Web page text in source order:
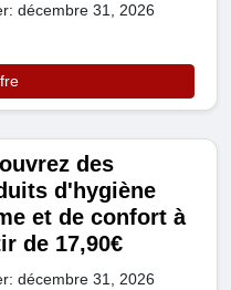
décembre 31, 2026
des
d'hygiène
et de confort à
de 17,90€
décembre 31, 2026